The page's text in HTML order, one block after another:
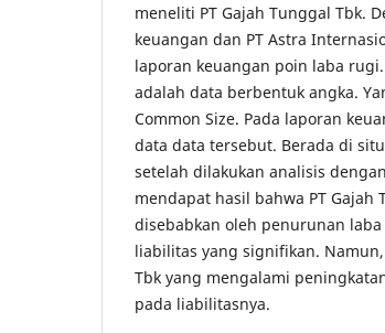
meneliti PT Gajah Tunggal Tbk.
keuangan dan PT Astra
laporan keuangan poin laba
adalah data berbentuk angka.
Common Size. Pada laporan
data data tersebut. Berada di
setelah dilakukan analisis
mendapat hasil bahwa PT
disebabkan oleh penurunan
liabilitas yang signifikan.
Tbk yang mengalami
pada liabilitasnya.